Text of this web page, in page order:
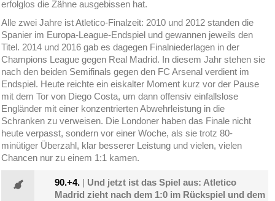
erfolglos die Zähne ausgebissen hat.
Alle zwei Jahre ist Atletico-Finalzeit: 2010 und 2012 standen die
Spanier im Europa-League-Endspiel und gewannen jeweils den
Titel. 2014 und 2016 gab es dagegen Finalniederlagen in der
Champions League gegen Real Madrid. In diesem Jahr stehen sie
nach den beiden Semifinals gegen den FC Arsenal verdient im
Endspiel. Heute reichte ein eiskalter Moment kurz vor der Pause
mit dem Tor von Diego Costa, um dann offensiv einfallslose
Engländer mit einer konzentrierten Abwehrleistung in die
Schranken zu verweisen. Die Londoner haben das Finale nicht
heute verpasst, sondern vor einer Woche, als sie trotz 80-
minütiger Überzahl, klar besserer Leistung und vielen, vielen
Chancen nur zu einem 1:1 kamen.
90.+4. | Und jetzt ist das Spiel aus: Atletico
Madrid zieht nach dem 1:0 im Rückspiel und dem